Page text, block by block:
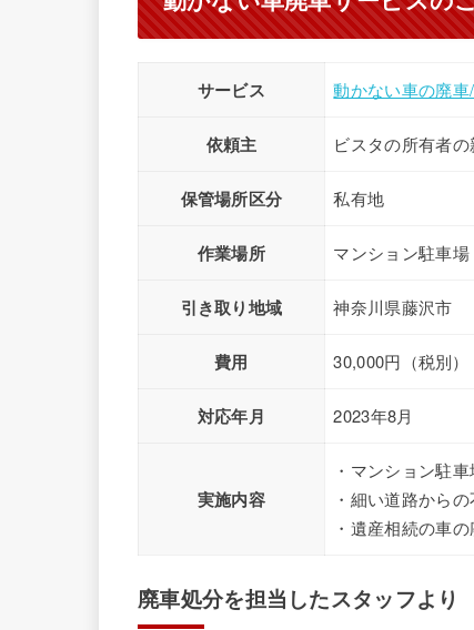
サービス 動かない車の廃
依頼主 ビスタの所有者
保管場所区分 私有地
作業場所 マンション駐車場
引き取り地域 神奈川県藤沢市
費用 30,000円（税別）
対応年月 2023年8月
実施内容
・マンション駐
・細い道路から
・遺産相続の車
廃車処分を担当したスタッフより